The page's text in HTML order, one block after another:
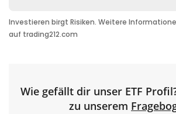
Wie gefällt dir unser ETF
zu unserem